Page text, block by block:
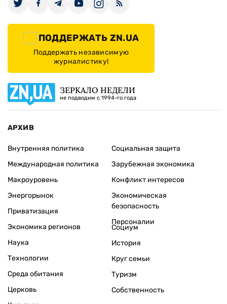
ПОДДЕРЖАТЬ ZN.UA
Поддержать независимую
журналистику!
ЗЕРКАЛО НЕДЕЛИ
не подводим с 1994-го года
АРХИВ
Внутренняя политика
Международная политика
Макроуровень
Энергорынок
Приватизация
Экономика регионов
Социальная защита
Зарубежная экономика
Конфликт интересов
Экономическая
безопасность
Персоналии
Наука
Технологии
Среда обитания
Церковь
Социум
История
Круг семьи
Туризм
Собственность